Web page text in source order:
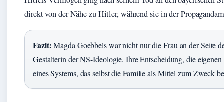
direkt von der Nähe zu Hitler, während sie in der
Fazit:Magda Goebbels war nicht nur die Frau an der Seite
Gestalterin der NS-Ideologie. Ihre Entscheidung, die
eines Systems, das selbst die Familie als Mittel zum Zweck